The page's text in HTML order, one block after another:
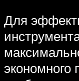
Для
экономного